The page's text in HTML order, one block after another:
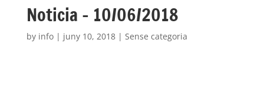
Noticia – 10/06/2018
by info| juny 10, 2018| Sense categoria